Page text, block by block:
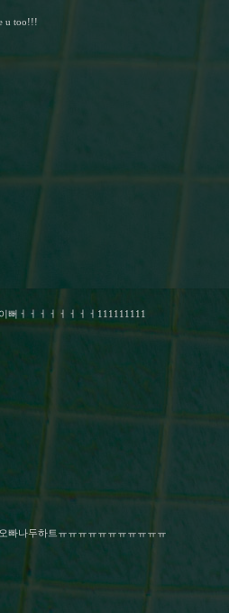
u too!!!
뻐ㅓㅓㅓㅓㅓㅓㅓㅓ111111111
빠나두하트ㅠㅠㅠㅠㅠㅠㅠㅠㅠㅠㅠ